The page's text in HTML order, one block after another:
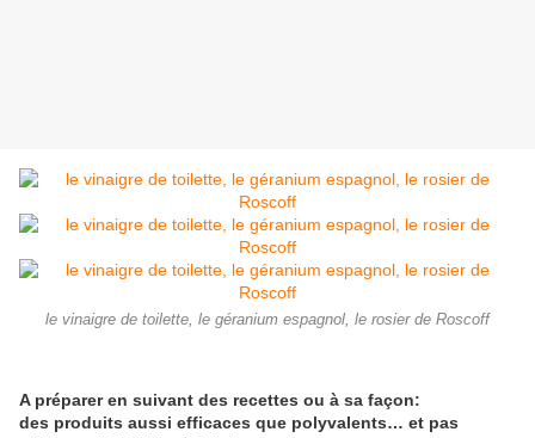
le vinaigre de toilette, le géranium espagnol, le rosier de Roscoff
A préparer en suivant des recettes ou à sa façon:
des produits aussi efficaces que polyvalents… et pas